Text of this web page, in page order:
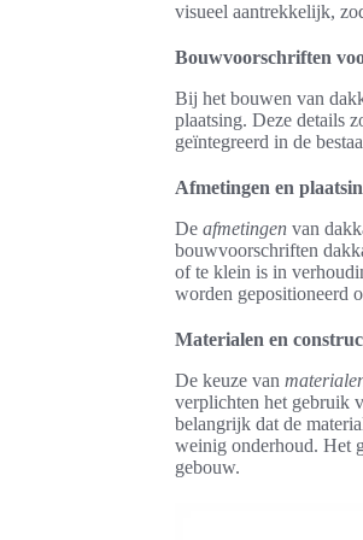
visueel aantrekkelijk,
Bouwvoorschriften
Bij het bouwen van
plaatsing. Deze details
geïntegreerd in de
Afmetingen en
De afmetingen van
bouwvoorschriften
of te klein is in
worden gepositioneerd
Materialen en
De keuze van
verplichten het gebruik
belangrijk dat de
weinig onderhoud. Het
gebouw.